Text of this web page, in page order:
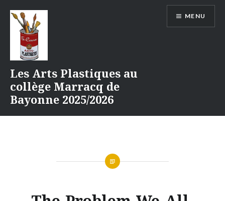
contenu
Les Arts Plastiques au
collège Marracq de
Bayonne 2025/2026
MENU